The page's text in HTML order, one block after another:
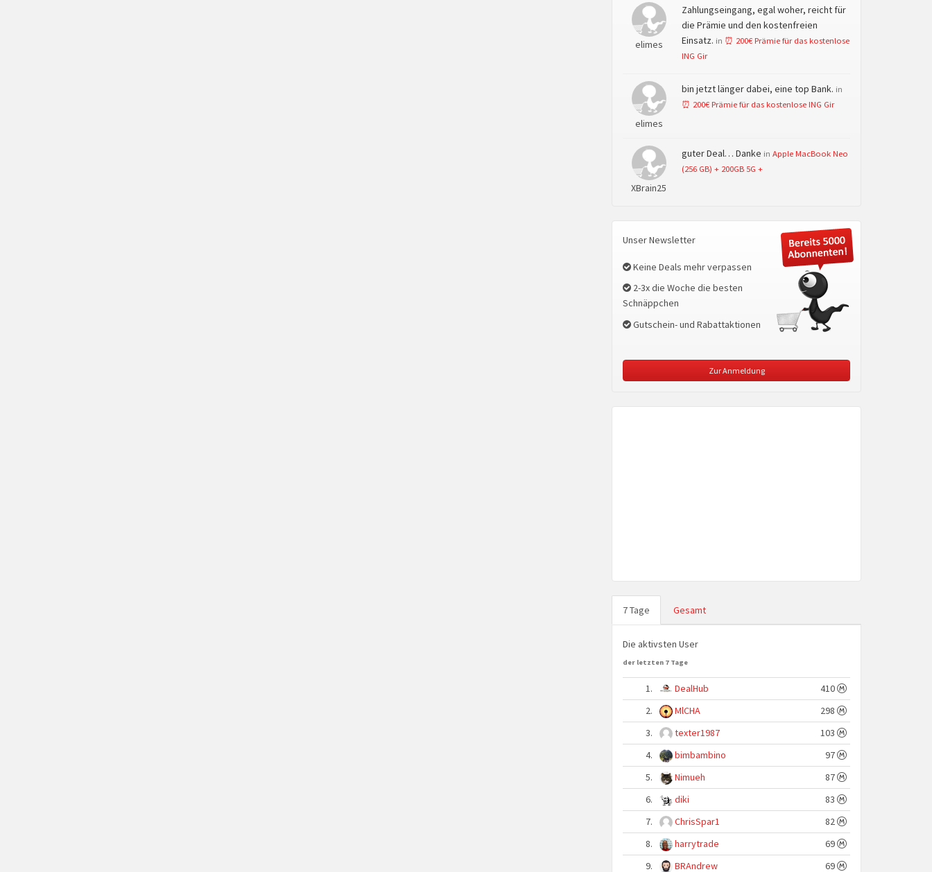
elimes
Zahlungseingang, egal woher, reicht für
die Prämie und den kostenfreien
Einsatz. in ⏰ 200€ Prämie für das kostenlose
ING Gir
elimes
bin jetzt länger dabei, eine top Bank. in
⏰ 200€ Prämie für das kostenlose ING Gir
XBrain25
guter Deal… Danke in Apple MacBook Neo
(256 GB) + 200GB 5G +
Unser Newsletter
Keine Deals mehr verpassen
2-3x die Woche die besten
Schnäppchen
Gutschein- und Rabattaktionen
Zur Anmeldung
7 Tage Gesamt
Die aktivsten User
der letzten 7 Tage
1. DealHub
410
2.
MlCHA
298
3.
texter1987
103
4.
bimbambino
97
5.
Nimueh
87
6.
diki
83
7.
ChrisSpar1
82
8.
harrytrade
69
9.
BRAndrew 69